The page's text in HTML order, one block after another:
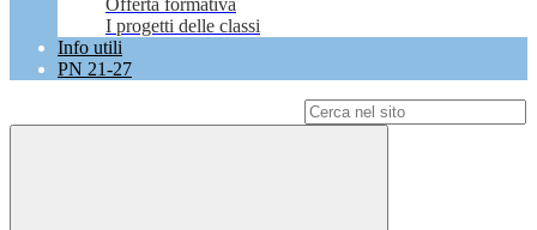
Offerta formativa
I progetti delle classi
Info utili
PN 21-27